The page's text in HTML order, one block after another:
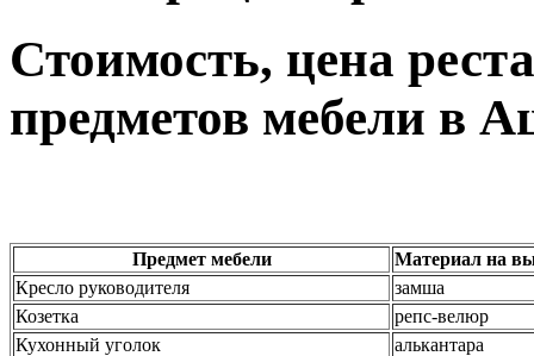
Стоимость, цена
предметов мебели в
Предмет мебели
Материал на
Кресло руководителя
замша
Козетка
репс-велюр
Кухонный уголок
алькантара